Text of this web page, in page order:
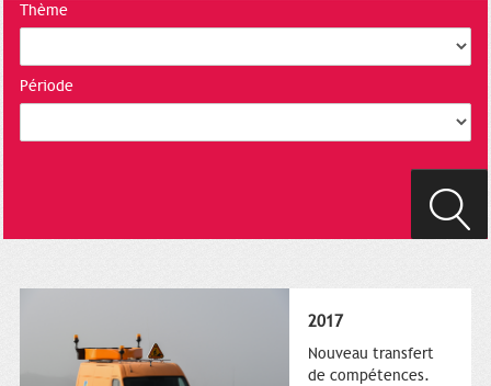
Thème
Période
2017
Nouveau transfert
de compétences.